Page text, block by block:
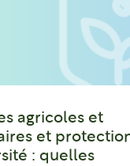
agricoles et
et
: quelles